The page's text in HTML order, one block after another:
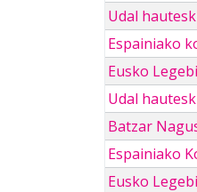
Udal
Espainiako
Eusko
Udal
Batzar
Espainiako
Eusko